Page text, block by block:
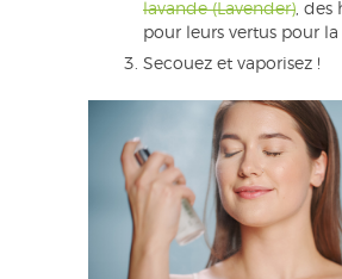
lavande (Lavender), des
pour leurs vertus pour la
Secouez et vaporisez !